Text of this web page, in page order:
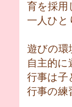
育を採用
一人ひと
遊びの環
自主的
行事は子
行事の練